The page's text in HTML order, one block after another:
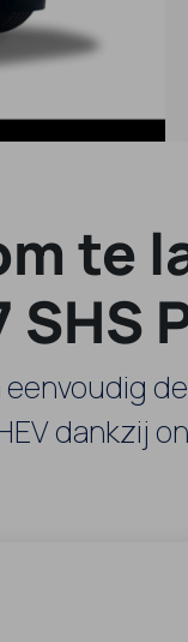
te
SHS
dankzij